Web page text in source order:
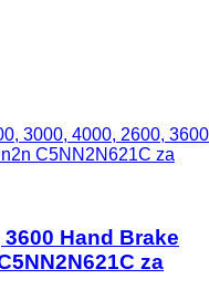
3000, 4000, 2600, 3600
C5NN2N621C za
3600 Hand Brake
za